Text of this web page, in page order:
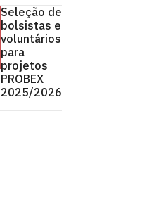
Seleção de
bolsistas e
voluntários
para
projetos
PROBEX
2025/2026